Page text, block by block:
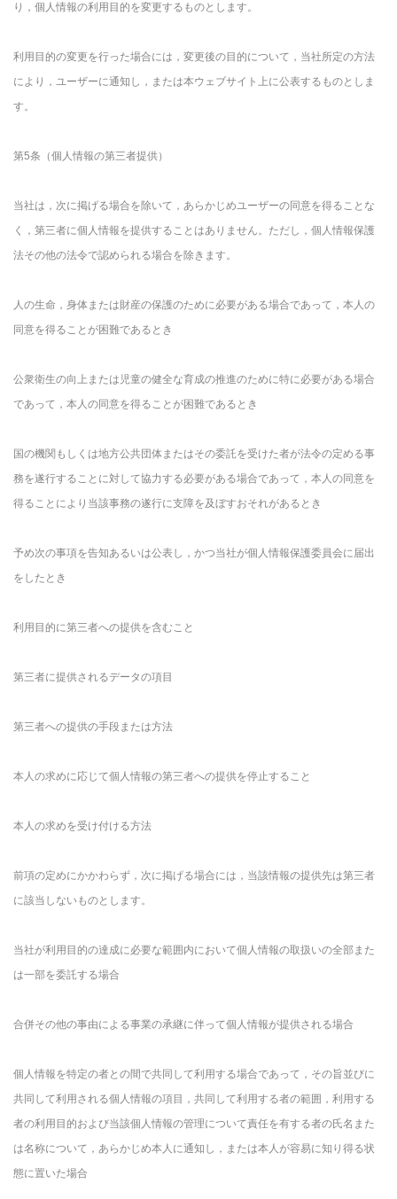
り，個人情報の利用目的を変更するものとします。
利用目的の変更を行った場合には，変更後の目的について，当社所定の方法
により，ユーザーに通知し，または本ウェブサイト上に公表するものとしま
す。
第5条（個人情報の第三者提供）
当社は，次に掲げる場合を除いて，あらかじめユーザーの同意を得ることな
く，第三者に個人情報を提供することはありません。ただし，個人情報保護
法その他の法令で認められる場合を除きます。
人の生命，身体または財産の保護のために必要がある場合であって，本人の
同意を得ることが困難であるとき
公衆衛生の向上または児童の健全な育成の推進のために特に必要がある場合
であって，本人の同意を得ることが困難であるとき
国の機関もしくは地方公共団体またはその委託を受けた者が法令の定める事
務を遂行することに対して協力する必要がある場合であって，本人の同意を
得ることにより当該事務の遂行に支障を及ぼすおそれがあるとき
予め次の事項を告知あるいは公表し，かつ当社が個人情報保護委員会に届出
をしたとき
利用目的に第三者への提供を含むこと
第三者に提供されるデータの項目
第三者への提供の手段または方法
本人の求めに応じて個人情報の第三者への提供を停止すること
本人の求めを受け付ける方法
前項の定めにかかわらず，次に掲げる場合には，当該情報の提供先は第三者
に該当しないものとします。
当社が利用目的の達成に必要な範囲内において個人情報の取扱いの全部また
は一部を委託する場合
合併その他の事由による事業の承継に伴って個人情報が提供される場合
個人情報を特定の者との間で共同して利用する場合であって，その旨並びに
共同して利用される個人情報の項目，共同して利用する者の範囲，利用する
者の利用目的および当該個人情報の管理について責任を有する者の氏名また
は名称について，あらかじめ本人に通知し，または本人が容易に知り得る状
態に置いた場合